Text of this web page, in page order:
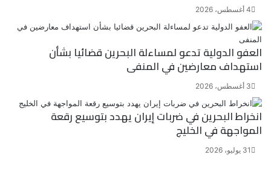
4 أغسطس، 2026
العفو الدولية تدعو لمساءلة البحرين قضائيا بشأن
استهداف معارضين في المنفى
3 أغسطس، 2026
انخراط البحرين في ضربات إيران يهدد بتوسيع رقعة
المواجهة في الخليج
31 يوليو، 2026